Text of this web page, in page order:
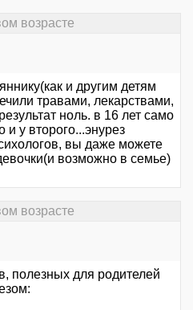
возрасте
и другим детям
травами, лекарствами,
ноль. в 16 лет само
у второго...энурез
вы даже можете
возможно в семье)
возрасте
полезных для родителей